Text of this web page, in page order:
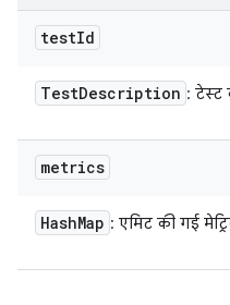
testId
TestDescription : टेस्ट
metrics
HashMap : एमिट की गई